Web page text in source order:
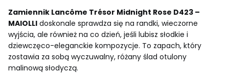
Zamiennik Lancôme Trésor Midnight Rose D423 –
MAIOLLI doskonale sprawdza się na randki, wieczorne
wyjścia, ale również na co dzień, jeśli lubisz słodkie i
dziewczęco-eleganckie kompozycje. To zapach, który
zostawia za sobą wyczuwalny, różany ślad otulony
malinową słodyczą.